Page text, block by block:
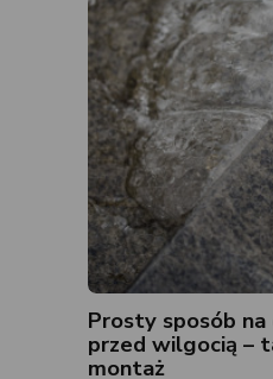
Prosty sposób na
przed wilgocią –
montaż